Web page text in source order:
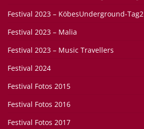
Festival 2023 – KöbesUnderground-Tag2
Festival 2023 – Malia
Festival 2023 – Music Travellers
Festival 2024
Festival Fotos 2015
Festival Fotos 2016
Festival Fotos 2017